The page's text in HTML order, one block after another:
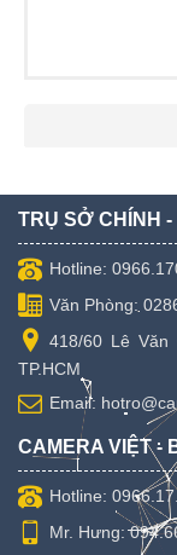
TRỤ SỞ CHÍNH -
Hotline:
Văn Phòng:
418/60 Lê Văn
TP.HCM
Email:
CAMERA VIỆT -
Hotline:
Mr. Hưng: